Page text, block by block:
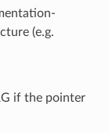
(e.g.
if the pointer